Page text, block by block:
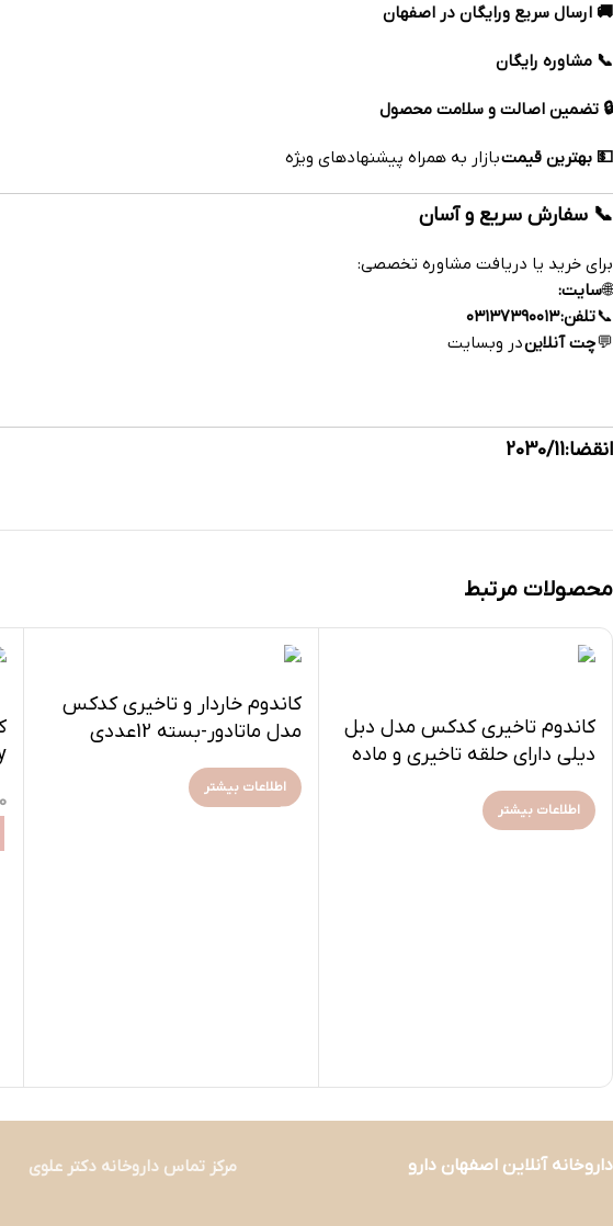
🚚 ارسال سریع ورایگان در اصفهان
📞 مشاوره رایگان
🔒 تضمین اصالت و سلامت محصول
💵 بهترین قیمتبازار به همراه پیشنهادهای ویژه
📞 سفارش سریع و آسان
برای خرید یا دریافت مشاوره تخصصی:
🌐سایت:
📞تلفن:۰۳۱۳۷۳۹۰۰۱۳
💬چت آنلایندر وبسایت
انقضا:2030/11
محصولات مرتبط
کاندوم تاخیری کدکس مدل دبل
دیلی دارای حلقه تاخیری و ماده
اطلاعات بیشتر
کاندوم خاردار و تاخیری کدکس
مدل ماتادور-بسته 12عددی
اطلاعات بیشتر
داروخانه آنلاین اصفهان دارو مرکز تماس داروخانه دکتر علوی